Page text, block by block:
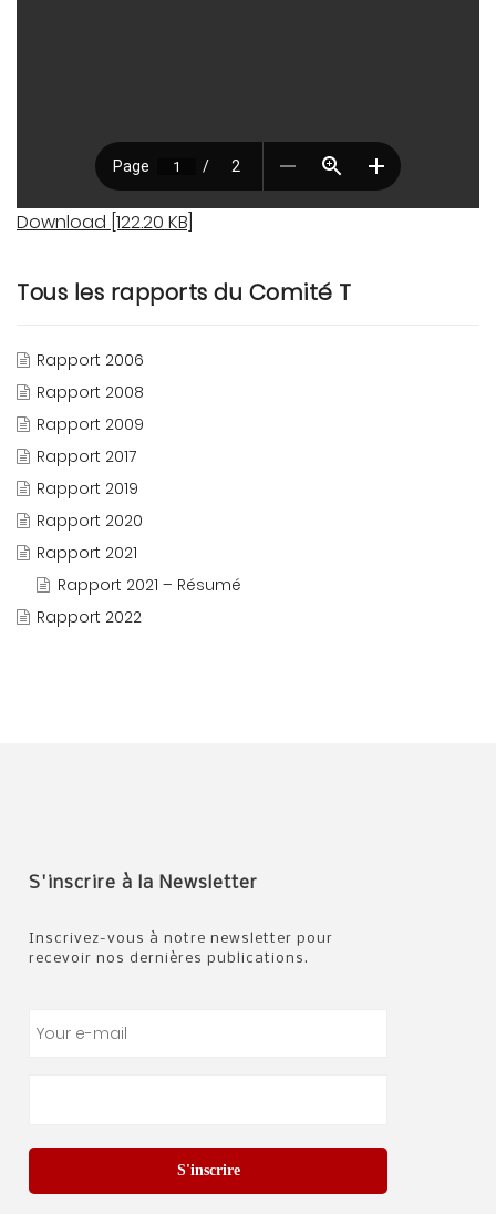
Download [122.20 KB]
Tous les rapports du Comité T
Rapport 2006
Rapport 2008
Rapport 2009
Rapport 2017
Rapport 2019
Rapport 2020
Rapport 2021
Rapport 2021 – Résumé
Rapport 2022
S'inscrire à la Newsletter
Inscrivez-vous à notre newsletter pour
recevoir nos dernières publications.
S'inscrire